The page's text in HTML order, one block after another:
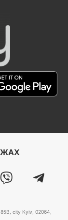
city Kyiv, 02064,